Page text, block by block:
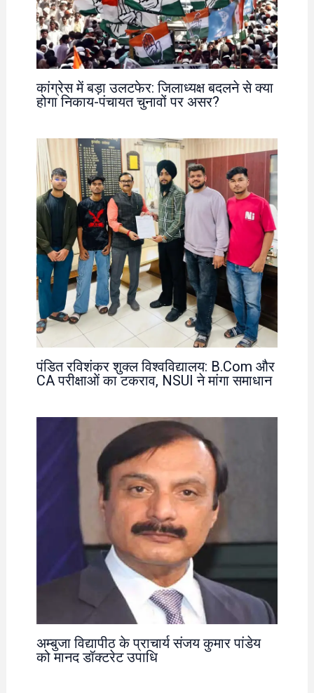
कांग्रेस में बड़ा उलटफेर: जिलाध्यक्ष बदलने से क्या
होगा निकाय-पंचायत चुनावों पर असर?
पंडित रविशंकर शुक्ल विश्वविद्यालय: B.Com और
CA परीक्षाओं का टकराव, NSUI ने मांगा समाधान
अम्बुजा विद्यापीठ के प्राचार्य संजय कुमार पांडेय
को मानद डॉक्टरेट उपाधि